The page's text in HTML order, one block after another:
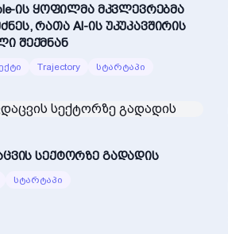
ის ყოფილმა მკვლევრებმა
რათა AI-ის უკუკავშირის
შექმნან
Trajectory სტარტაპი
სექტორზე გადადის
სტარტაპი